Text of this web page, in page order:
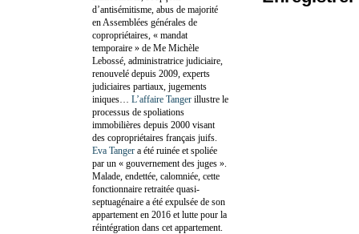
d’antisémitisme, abus de majorité
en Assemblées générales de
copropriétaires, « mandat
temporaire » de Me Michèle
Lebossé, administratrice judiciaire,
renouvelé depuis 2009, experts
judiciaires partiaux, jugements
iniques… L’affaire Tanger illustre le
processus de spoliations
immobilières depuis 2000 visant
des copropriétaires français juifs.
Eva Tanger a été ruinée et spoliée
par un « gouvernement des juges ».
Malade, endettée, calomniée, cette
fonctionnaire retraitée quasi-
septuagénaire a été expulsée de son
appartement en 2016 et lutte pour la
réintégration dans cet appartement.